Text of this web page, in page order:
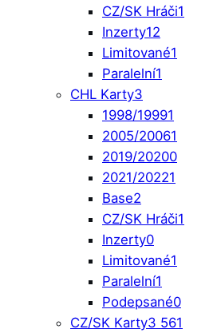
CZ/SK Hráči1
Inzerty12
Limitované1
Paralelní1
CHL Karty3
1998/19991
2005/20061
2019/20200
2021/20221
Base2
CZ/SK Hráči1
Inzerty0
Limitované1
Paralelní1
Podepsané0
CZ/SK Karty3 561